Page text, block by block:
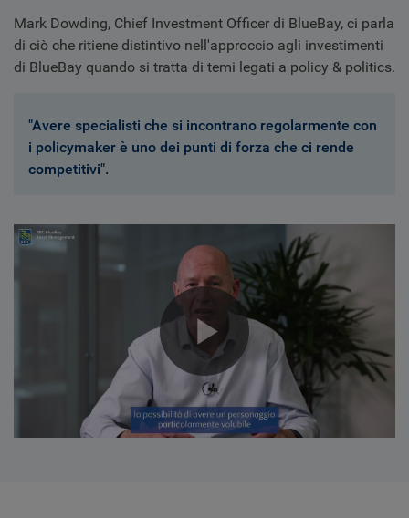
Mark Dowding, Chief Investment Officer di BlueBay, ci parla
di ciò che ritiene distintivo nell'approccio agli investimenti
di BlueBay quando si tratta di temi legati a policy & politics.
"Avere specialisti che si incontrano regolarmente con
i policymaker è uno dei punti di forza che ci rende
competitivi".
Play